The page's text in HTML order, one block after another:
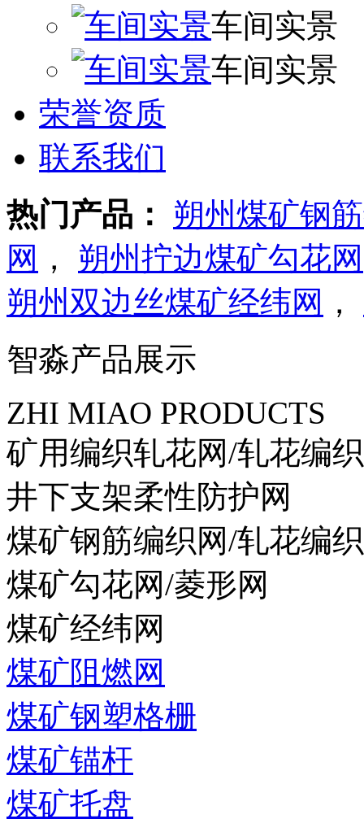
车间实景
车间实景
荣誉资质
联系我们
热门产品：
朔州煤矿钢
网 ， 朔州拧边煤矿勾花网
朔州双边丝煤矿经纬网 ，
智淼产品展示
ZHI MIAO PRODUCTS
矿用编织轧花网/轧花编
井下支架柔性防护网
煤矿钢筋编织网/轧花编
煤矿勾花网/菱形网
煤矿经纬网
煤矿阻燃网
煤矿钢塑格栅
煤矿锚杆
煤矿托盘